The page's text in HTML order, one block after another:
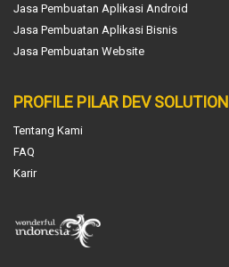
Jasa Pembuatan Aplikasi Android
Jasa Pembuatan Aplikasi Bisnis
Jasa Pembuatan Website
PROFILE PILAR DEV SOLUTION
Tentang Kami
FAQ
Karir